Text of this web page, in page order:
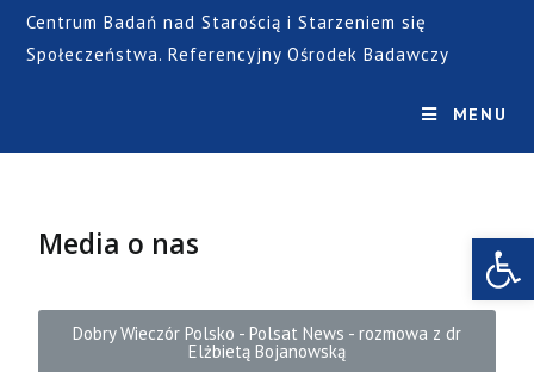
Open toolbar
Centrum Badań nad Starością i Starzeniem się
Społeczeństwa. Referencyjny Ośrodek Badawczy
MENU
Media o nas
Dobry Wieczór Polsko - Polsat News - rozmowa z dr
Elżbietą Bojanowską